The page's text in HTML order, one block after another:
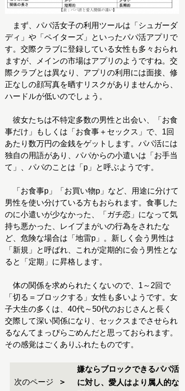
まず、パパ活女子の利用ツールは「シュガーダ
ディ」や「ペイターズ」といったパパ活アプリで
す。交際クラブに登録している女性も多々おられ
ますが、メインの市場はアプリのようですね。交
際クラブとは異なり、アプリの利用には面接、修
正なしの顔写真を晒すリスクがありませんから、
ハードルが低いのでしょう。
彼女たちは不特定多数の男性と出会い、「お食
事だけ」もしくは「お食事＋セックス」で、1回
あたり数万円の金銭をゲットします。パパ活には
独自の用語があり、パパからの小遣いは「お手当
て」、パパのことは「p」と呼ぶようです。
「お食事p」「お買い物p」など、用途に分けて
男性を使い分けている方もおられます。食事した
のに小遣いが少なかった、「ガチ恋」になって気
持ち悪かった、レイプまがいの行為をされたな
ど、危険な場合は「地雷p」。新しく会う男性は
「新規」と呼ばれ、これが定期的に会う男性とな
ると「定期」に昇格します。
体の関係を求められたくないので、1～2回で
「切る＝ブロックする」女性も多いようです。女
子大生の多くは、40代～50代のおじさんと長く
交際して深い関係になり、セックスまでさせられ
るなんてまっぴらごめんだと思っておられます。
その感覚はごくありふれたものです。
次のページ
嫌ならブロックできるパパ活
に対し、愛人はより属人的な